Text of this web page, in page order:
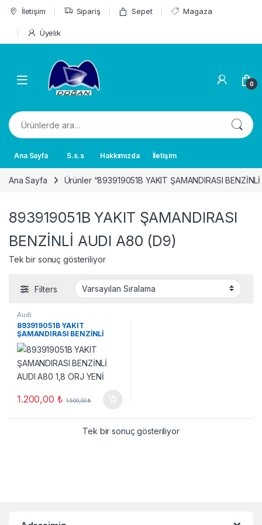
Skip to navigation
Skip to content
İletişim Sipariş Sepet Magaza
Üyelik
0
Ara:
Ana Sayfa S.s.s Hakkımızda İletişim
Ana Sayfa Ürünler “893919051B YAKIT ŞAMANDIRASI
893919051B YAKIT ŞAMANDIRASI
BENZİNLİ AUDI A80 (D9)
Tek bir sonuç gösteriliyor
Filters
Audi
893919051B YAKIT
ŞAMANDIRASI BENZİNLİ
AUDI A80 1,8 ORJ YENİ
1.200,00 ₺ 1.500,00₺
Tek bir sonuç gösteriliyor